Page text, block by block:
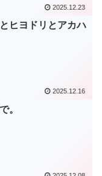
2025.12.23
ヒヨドリとアカハ
2025.12.16
。